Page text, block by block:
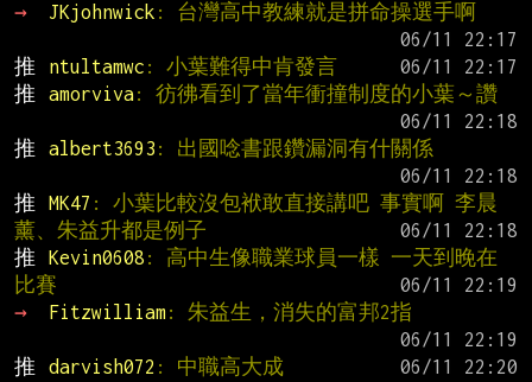
→
JKjohnwick : 台灣高中教練就是拼命操選手啊
推
ntultamwc : 小葉難得中肯發言
推
amorviva: 彷彿看到了當年衝撞制度的小葉～讚
推
albert3693 : 出國唸書跟鑽漏洞有什關係
推
MK47 : 小葉比較沒包袱敢直接講吧 事實啊 李晨
薰、朱益升都是例子
推
Kevin0608 : 高中生像職業球員一樣 一天到晚在
比賽
→
Fitzwilliam: 朱益生，消失的富邦2指
推
darvish072 : 中職高大成